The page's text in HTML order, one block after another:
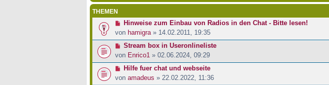
THEMEN
Hinweise zum Einbau von Radios in den Chat - Bitte lesen!
von hamigra » 14.02.2011, 19:35
Stream box in Useronlineliste
von Enrico1 » 02.06.2024, 09:29
Hilfe fuer chat und webseite
von amadeus » 22.02.2022, 11:36